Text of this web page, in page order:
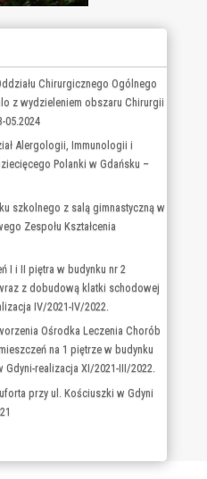
Oddziału Chirurgicznego Ogólnego
z wydzieleniem obszaru Chirurgii
05.2024
Alergologii, Immunologii i
Dziecięcego Polanki w Gdańsku –
szkolnego z salą gimnastyczną w
Zespołu Kształcenia
I i II piętra w budynku nr 2
wraz z dobudową klatki schodowej
Ośrodka Leczenia Chorób